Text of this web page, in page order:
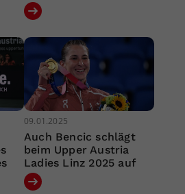
09.01.2025
Auch Bencic schlägt
beim Upper Austria
Ladies Linz 2025 auf